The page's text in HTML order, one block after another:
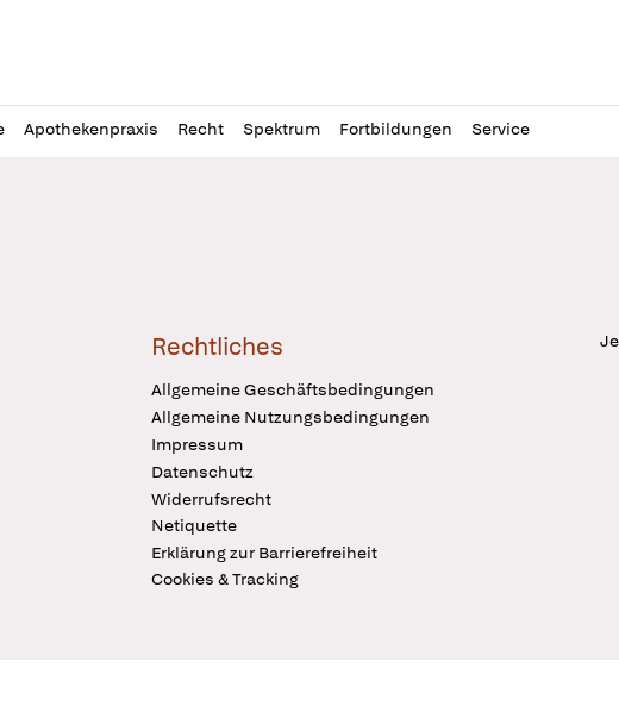
Apothekenpraxis Recht Spektrum Fortbildungen Service
Rechtliches
Allgemeine Geschäftsbedingungen
Allgemeine Nutzungsbedingungen
Impressum
Datenschutz
Widerrufsrecht
Netiquette
Erklärung zur Barrierefreiheit
Cookies & Tracking